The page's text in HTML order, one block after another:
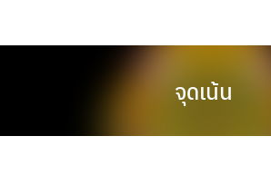
content
จุดเน้น